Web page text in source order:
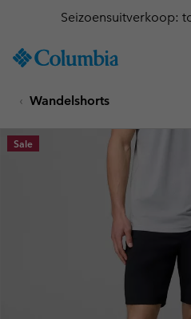
TO
SKIP
MAIN
NAV
Seizoensuitverkoop:
Wandelshorts
Sale